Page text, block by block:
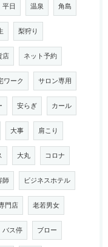
平日 温泉 角島
梨狩り
店 ネット予約
ワーク サロン専用
安らぎ カール
大事 肩こり
大丸 コロナ
師 ビジネスホテル
門店 老若男女
バス停 ブロー